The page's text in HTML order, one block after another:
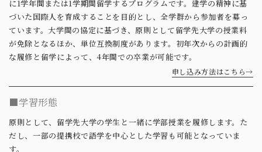
に1学年間または1学期間留学するプログラムです。建学の精神に基
づいた国際人を育成することを目的とし、全学群から参加者を募っ
ています。大学間の協定に基づき、原則として留学先大学の授業料
が免除となるほか、単位互換制度があります。初年次からの計画的
な履修と留学によって、4年間での卒業が可能です。
申し込み方法はこちら→
■学習形態
原則として、留学先大学の学生と一緒に学部授業を履修します。た
だし、一部の提携校で語学を中心とした学習も可能となっていま
す。